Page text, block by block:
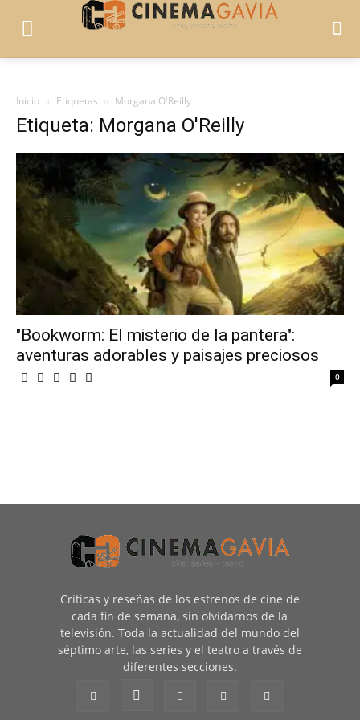
Inicio Etiquetas Morgana O'Reilly
Etiqueta: Morgana O'Reilly
"Bookworm: El misterio de la pantera":
aventuras adorables y paisajes preciosos
0
Críticas y reseñas de los estrenos de cine de
cada fin de semana, sin olvidarnos de la
televisión. Toda la actualidad del mundo del
séptimo arte, las series y el teatro a través de
diferentes secciones.